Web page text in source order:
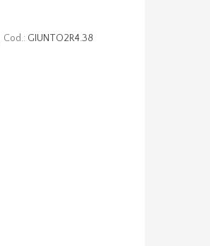
Cod.: GIUNTO2R4.38